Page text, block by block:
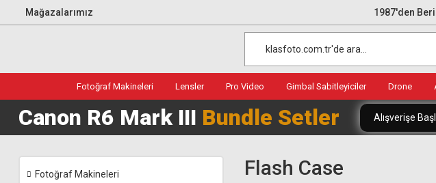
Mağazalarımız 1987'den
Fotoğraf Makineleri Lensler Pro Video Gimbal Sabitleyiciler Drone
Canon R6 Mark III Bundle Setler Alışverişe
Fotoğraf Makineleri
Flash Case